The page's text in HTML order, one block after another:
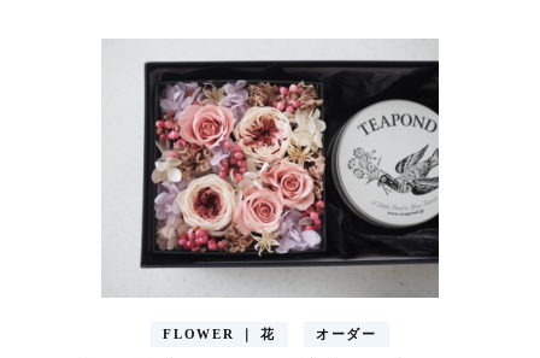
FLOWER ｜ 花 オーダー